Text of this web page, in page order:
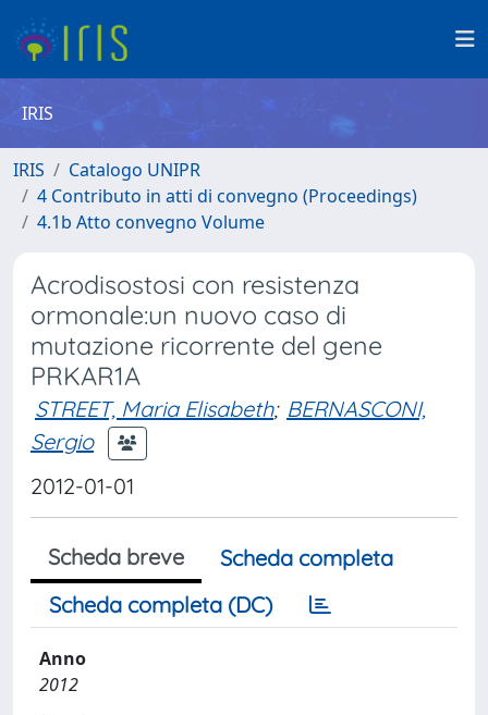
IRIS
IRIS
Catalogo UNIPR
4 Contributo in atti di convegno (Proceedings)
4.1b Atto convegno Volume
Acrodisostosi con resistenza
ormonale:un nuovo caso di
mutazione ricorrente del gene
PRKAR1A
STREET, Maria Elisabeth; BERNASCONI,
Sergio
2012-01-01
Scheda breve
Scheda completa
Scheda completa (DC)
Anno
2012